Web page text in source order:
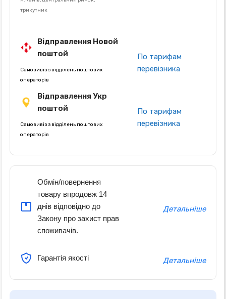
трикутник
Відправлення Новой
поштой
Самовивіз з відділень поштових
операторів
По тарифам
перевізника
Відправлення Укр
поштой
Самовивіз з відділень поштових
операторів
По тарифам
перевізника
Обмін/повернення
товару впродовж 14
днів відповідно до
Закону про захист прав
споживачів.
Детальніше
Гарантія якості Детальніше